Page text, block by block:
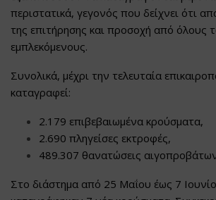
περιστατικά, γεγονός που δείχνει ότι
της επιτήρησης και προσοχή από όλους
εμπλεκόμενους.
Συνολικά, μέχρι την τελευταία
καταγραφεί:
2.179 επιβεβαιωμένα κρούσματα,
2.690 πληγείσες εκτροφές,
489.307 θανατώσεις
Στο διάστημα από 25 Μαΐου έως 7